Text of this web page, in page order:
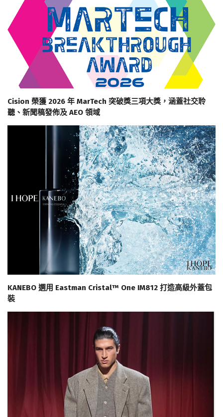
Cision 榮獲 2026 年 MarTech 突破獎三項大獎，涵蓋社交聆
聽、新聞稿發佈及 AEO 領域
KANEBO 選用 Eastman Cristal™ One IM812 打造高級外蓋包
裝